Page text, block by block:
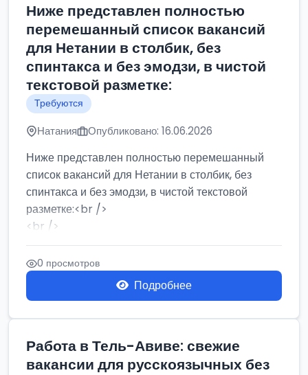
Ниже представлен полностью
перемешанный список вакансий
для Нетании в столбик, без
спинтакса и без эмодзи, в чистой
текстовой разметке:
Требуются
Натания Опубликовано: 16.06.2026
Ниже представлен полностью перемешанный
список вакансий для Нетании в столбик, без
спинтакса и без эмодзи, в чистой текстовой
разметке:<br />
<br />
Работа в Нетании на мебельном производстве:
требу...
0 просмотров
Подробнее
Работа в Тель-Авиве: свежие
вакансии для русскоязычных без